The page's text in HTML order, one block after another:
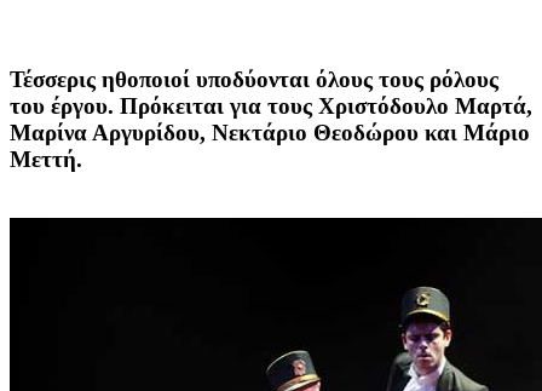
Τέσσερις ηθοποιοί υποδύονται όλους τους ρόλους
του έργου. Πρόκειται για τους Χριστόδουλο Μαρτά,
Μαρίνα Αργυρίδου, Νεκτάριο Θεοδώρου και Mάριο
Μεττή.